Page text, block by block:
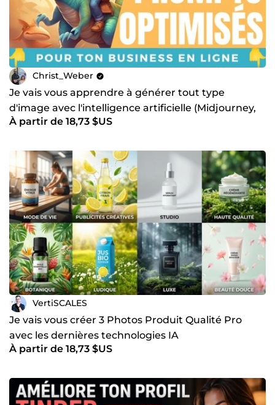
Christ_Weber
Je vais vous apprendre à générer tout type
d'image avec l'intelligence artificielle (Midjourney,
DALL-E)
À partir de 18,73 $US
VertiSCALES
Je vais vous créer 3 Photos Produit Qualité Pro
avec les dernières technologies IA
À partir de 18,73 $US